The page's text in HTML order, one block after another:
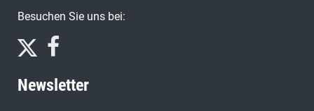
Besuchen Sie uns bei:
Newsletter